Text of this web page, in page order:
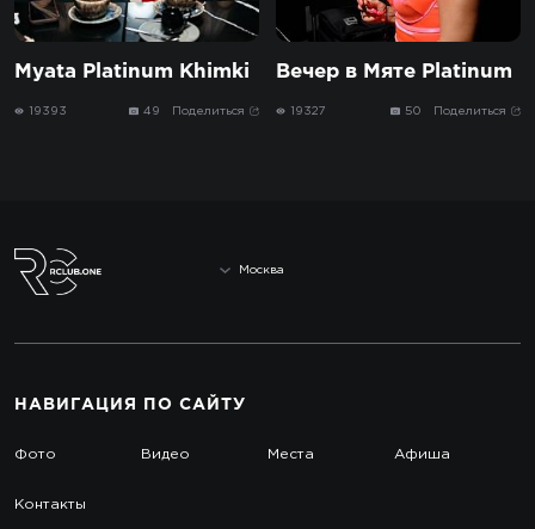
Myata Platinum Khimki
19393 49 Поделиться
Вечер в Мяте Platinum
19327 50 Поделиться
Москва
НАВИГАЦИЯ ПО САЙТУ
Фото Видео Места Афиша
Контакты